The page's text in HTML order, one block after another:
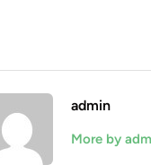
admin
More by